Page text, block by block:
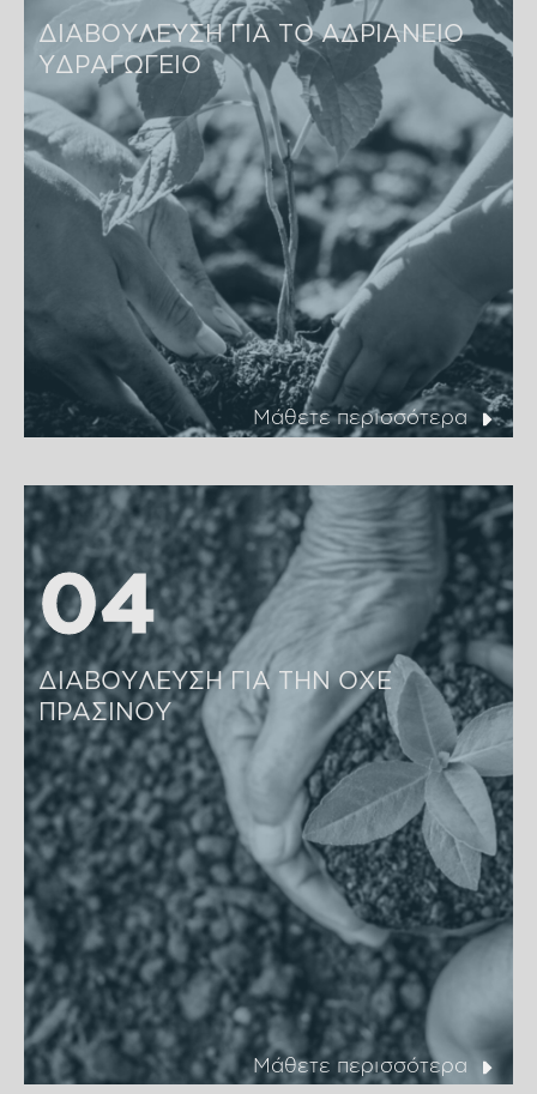
ΔΙΑΒΟΥΛΕΥΣΗ ΓΙΑ ΤΟ ΑΔΡΙΑΝΕΙΟ
ΥΔΡΑΓΩΓΕΙΟ
Μάθετε περισσότερα
04
04
ΔΙΑΒΟΥΛΕΥΣΗ ΓΙΑ ΤΗΝ ΟΧΕ
ΠΡΑΣΙΝΟΥ
Μάθετε περισσότερα